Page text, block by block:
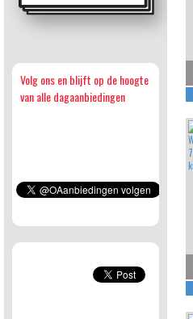
Volg ons en blijft op de hoogte
van alle dagaanbiedingen